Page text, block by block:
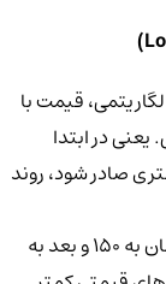
قیمت با
در ابتدا
صادر شود، روند
به‌عنوان نمونه، اگر در ابتدا قیمت توکن از ۱۰۰ تومان به ۱۵۰ و بعد به